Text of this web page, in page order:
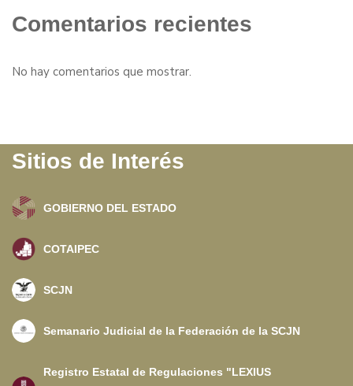
Comentarios recientes
No hay comentarios que mostrar.
Sitios de Interés
GOBIERNO DEL ESTADO
COTAIPEC
SCJN
Semanario Judicial de la Federación de la SCJN
Registro Estatal de Regulaciones "LEXIUS